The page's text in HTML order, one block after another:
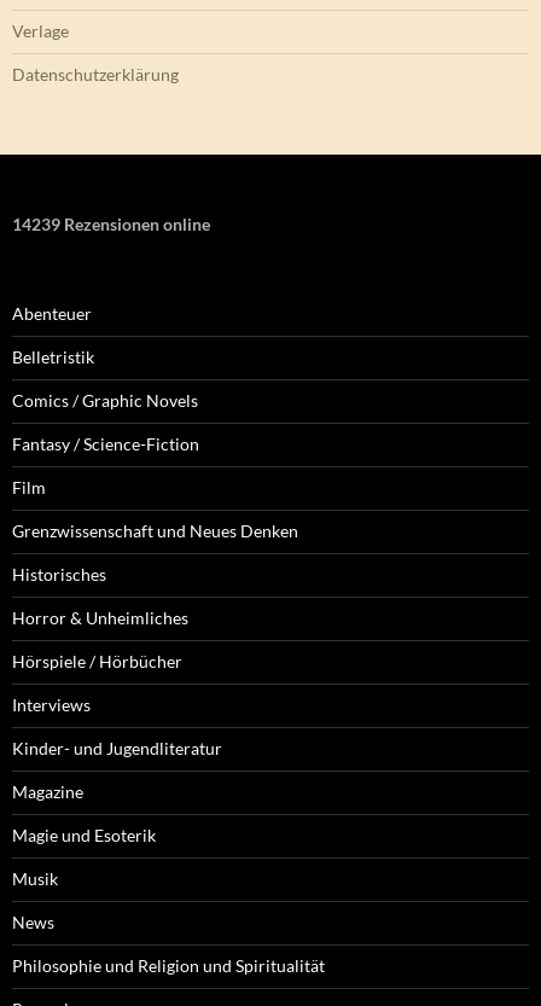
Verlage
Datenschutzerklärung
14239 Rezensionen online
Abenteuer
Belletristik
Comics / Graphic Novels
Fantasy / Science-Fiction
Film
Grenzwissenschaft und Neues Denken
Historisches
Horror & Unheimliches
Hörspiele / Hörbücher
Interviews
Kinder- und Jugendliteratur
Magazine
Magie und Esoterik
Musik
News
Philosophie und Religion und Spiritualität